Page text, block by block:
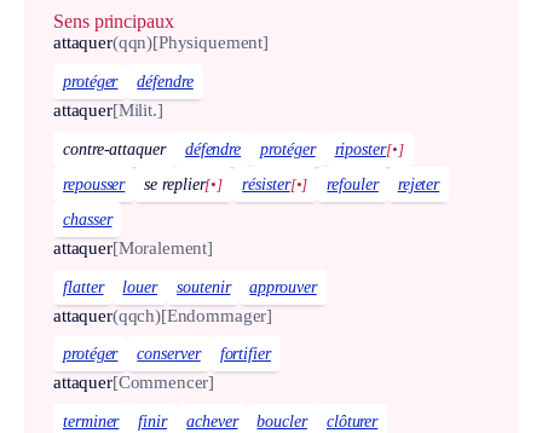
Sens principaux
attaquer(qqn)[Physiquement]
protéger défendre
attaquer[Milit.]
contre-attaquer défendre protéger riposter[•]
repousser
se replier[•] résister[•] refouler
rejeter
chasser
attaquer[Moralement]
flatter louer soutenir approuver
attaquer(qqch)[Endommager]
protéger conserver fortifier
attaquer[Commencer]
terminer finir achever boucler clôturer